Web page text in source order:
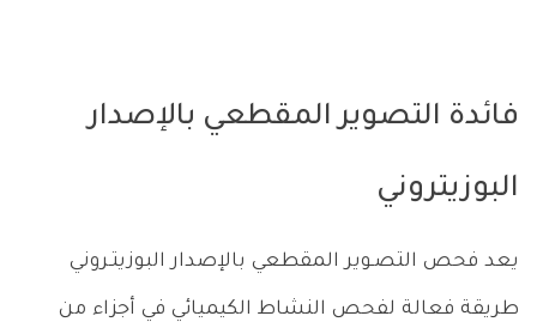
فائدة التصوير المقطعي بالإصدار
البوزيتروني
يعد فحص التصـوير المقطعي بالإصدار البوزيتـروني
طريقة فعالة لفحص النشاط الكيميائي في أجزاء من